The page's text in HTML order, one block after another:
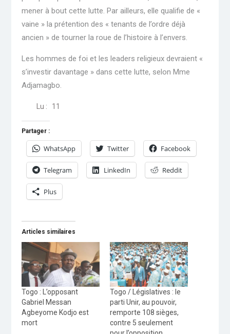
mener à bout cette lutte. Par ailleurs, elle qualifie de «
vaine » la prétention des « tenants de l’ordre déjà
ancien » de tourner la roue de l’histoire à l’envers.
Les hommes de foi et les leaders religieux devraient «
s’investir davantage » dans cette lutte, selon Mme
Adjamagbo.
Lu : 11
Partager :
WhatsApp Twitter Facebook
Telegram LinkedIn Reddit
Plus
Articles similaires
Togo : L’opposant
Gabriel Messan
Agbeyome Kodjo est
mort
Togo / Législatives : le
parti Unir, au pouvoir,
remporte 108 sièges,
contre 5 seulement